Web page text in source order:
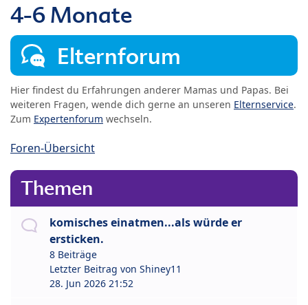
4-6 Monate
Elternforum
Hier findest du Erfahrungen anderer Mamas und Papas. Bei
weiteren Fragen, wende dich gerne an unseren Elternservice.
Zum Expertenforum wechseln.
Foren-Übersicht
Themen
komisches einatmen...als würde er
ersticken.
8 Beiträge
Letzter Beitrag von Shiney11
28. Jun 2026 21:52